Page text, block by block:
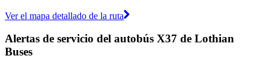
Ver el mapa detallado de la ruta
Alertas de servicio del autobús X37 de Lothian
Buses